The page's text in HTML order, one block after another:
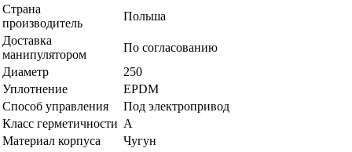
Страна
производитель
Польша
Доставка
манипулятором
По согласованию
Диаметр
250
Уплотнение
EPDM
Способ управления
Под электропривод
Класс герметичности A
Материал корпуса
Чугун